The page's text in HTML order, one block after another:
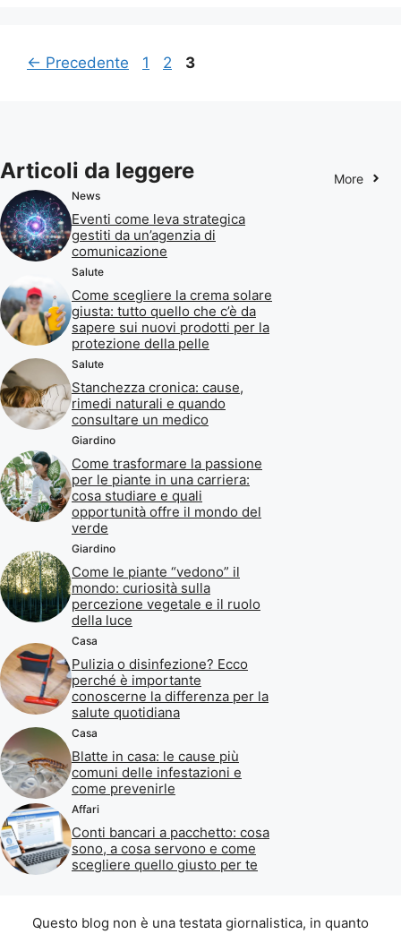
← Precedente Pagina
1 Pagina
2 Pagina
3
Articoli da leggere More
News
Eventi come leva strategica
gestiti da un’agenzia di
comunicazione
Salute
Come scegliere la crema solare
giusta: tutto quello che c’è da
sapere sui nuovi prodotti per la
protezione della pelle
Salute
Stanchezza cronica: cause,
rimedi naturali e quando
consultare un medico
Giardino
Come trasformare la passione
per le piante in una carriera:
cosa studiare e quali
opportunità offre il mondo del
verde
Giardino
Come le piante “vedono” il
mondo: curiosità sulla
percezione vegetale e il ruolo
della luce
Casa
Pulizia o disinfezione? Ecco
perché è importante
conoscerne la differenza per la
salute quotidiana
Casa
Blatte in casa: le cause più
comuni delle infestazioni e
come prevenirle
Affari
Conti bancari a pacchetto: cosa
sono, a cosa servono e come
scegliere quello giusto per te
Questo blog non è una testata giornalistica, in quanto